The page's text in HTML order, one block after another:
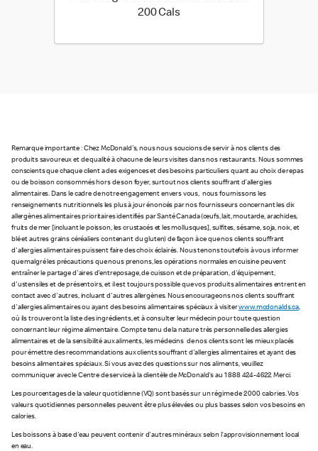
200 Cals200 calories
Remarque importante : Chez McDonald's, nous nous soucions de servir à nos clients des
produits savoureux et de qualité à chacune de leurs visites dans nos restaurants. Nous sommes
conscients que chaque client a des exigences et des besoins particuliers quant au choix de repas
ou de boisson consommés hors de son foyer, surtout nos clients souffrant d’allergies
alimentaires. Dans le cadre de notre engagement envers vous, nous fournissons les
renseignements nutritionnels les plus à jour énoncés par nos fournisseurs concernant les dix
allergènes alimentaires prioritaires identifiés par Santé Canada (œufs, lait, moutarde, arachides,
fruits de mer [incluant le poisson, les crustacés et les mollusques], sulfites, sésame, soja, noix, et
blé et autres grains céréaliers contenant du gluten) de façon à ce que nos clients souffrant
d'allergies alimentaires puissent faire des choix éclairés. Nous tenons toutefois à vous informer
que malgré les précautions que nous prenons, les opérations normales en cuisine peuvent
entraîner le partage d'aires d'entreposage, de cuisson et de préparation, d'équipement,
d'ustensiles et de présentoirs, et il est toujours possible que vos produits alimentaires entrent en
contact avec d'autres, incluant d'autres allergènes. Nous encourageons nos clients souffrant
d'allergies alimentaires ou ayant des besoins alimentaires spéciaux à visiterwww.mcdonalds.ca,
où ils trouveront la liste des ingrédients, et à consulter leur médecin pour toute question
concernant leur régime alimentaire. Compte tenu de la nature très personnelle des allergies
alimentaires et de la sensibilité aux aliments, les médecins de nos clients sont les mieux placés
pour émettre des recommandations aux clients souffrant d'allergies alimentaires et ayant des
besoins alimentaires spéciaux. Si vous avez des questions sur nos aliments, veuillez
communiquer avec le Centre de service à la clientèle de McDonald's au 1 888 424-4622. Merci.
Les pourcentages de la valeur quotidienne (VQ) sont basés sur un régime de 2 000 calories. Vos
valeurs quotidiennes personnelles peuvent être plus élevées ou plus basses selon vos besoins en
calories.
Les boissons à base d'eau peuvent contenir d'autres minéraux selon l’approvisionnement local
en eau.